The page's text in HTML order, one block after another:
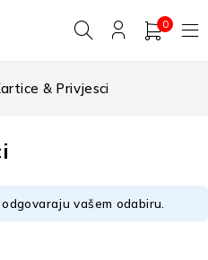
0
& Privjesci
vašem odabiru.